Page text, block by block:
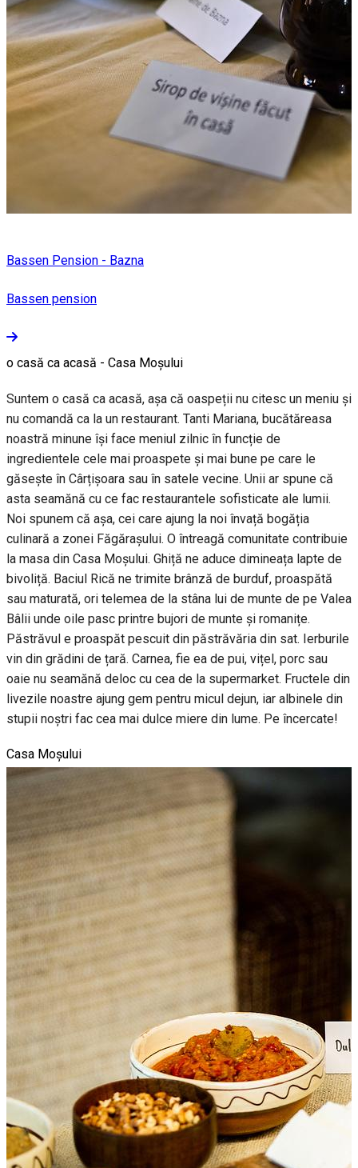
Bassen Pension - Bazna
Bassen pension
o casă ca acasă - Casa Moșului
Suntem o casă ca acasă, așa că oaspeții nu citesc un meniu și
nu comandă ca la un restaurant. Tanti Mariana, bucătăreasa
noastră minune își face meniul zilnic în funcție de
ingredientele cele mai proaspete și mai bune pe care le
găsește în Cârțișoara sau în satele vecine. Unii ar spune că
asta seamănă cu ce fac restaurantele sofisticate ale lumii.
Noi spunem că așa, cei care ajung la noi învață bogăția
culinară a zonei Făgărașului. O întreagă comunitate contribuie
la masa din Casa Moșului. Ghiță ne aduce dimineața lapte de
bivoliță. Baciul Rică ne trimite brânză de burduf, proaspătă
sau maturată, ori telemea de la stâna lui de munte de pe Valea
Bâlii unde oile pasc printre bujori de munte și romanițe.
Păstrăvul e proaspăt pescuit din păstrăvăria din sat. Ierburile
vin din grădini de țară. Carnea, fie ea de pui, vițel, porc sau
oaie nu seamănă deloc cu cea de la supermarket. Fructele din
livezile noastre ajung gem pentru micul dejun, iar albinele din
stupii noștri fac cea mai dulce miere din lume. Pe încercate!
Casa Moșului